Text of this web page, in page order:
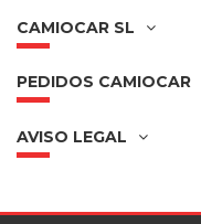
CAMIOCAR SL
PEDIDOS CAMIOCAR
AVISO LEGAL